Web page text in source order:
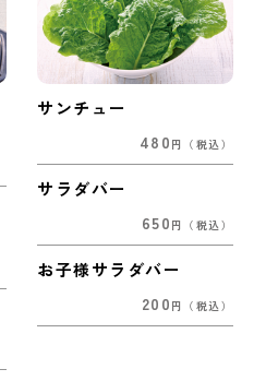
サンチュー
480 円 （税込）
サラダバー
650 円 （税込）
お子様サラダバー
200 円 （税込）